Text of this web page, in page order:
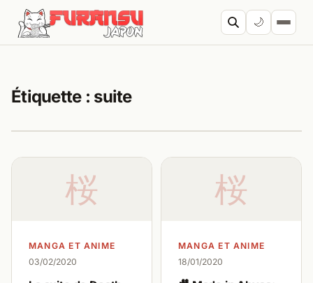
Aller au contenu
🌙
Étiquette : suite
桜
MANGA ET ANIME
03/02/2020
桜
MANGA ET ANIME
18/01/2020